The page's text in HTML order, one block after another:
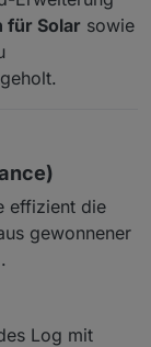
für Solar sowie
effizient die
gewonnener
Log mit